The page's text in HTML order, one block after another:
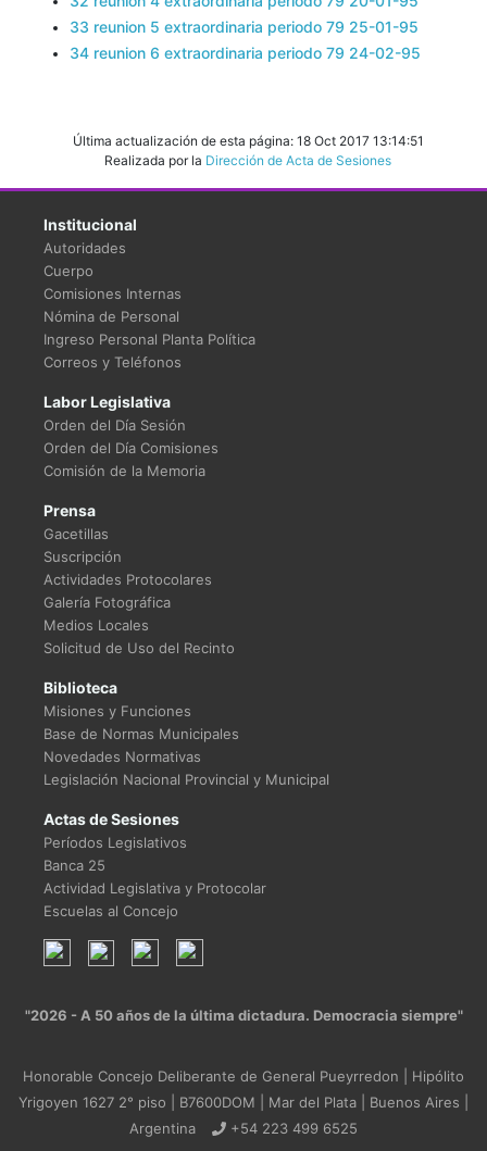
33 reunion 5 extraordinaria periodo 79 25-01-95
34 reunion 6 extraordinaria periodo 79 24-02-95
Última actualización de esta página: 18 Oct 2017 13:14:51
Realizada por la Dirección de Acta de Sesiones
Institucional
Autoridades
Cuerpo
Comisiones Internas
Nómina de Personal
Ingreso Personal Planta Política
Correos y Teléfonos
Labor Legislativa
Orden del Día Sesión
Orden del Día Comisiones
Comisión de la Memoria
Prensa
Gacetillas
Suscripción
Actividades Protocolares
Galería Fotográfica
Medios Locales
Solicitud de Uso del Recinto
Biblioteca
Misiones y Funciones
Base de Normas Municipales
Novedades Normativas
Legislación Nacional Provincial y Municipal
Actas de Sesiones
Períodos Legislativos
Banca 25
Actividad Legislativa y Protocolar
Escuelas al Concejo
"2026 - A 50 años de la última dictadura. Democracia siempre"
Honorable Concejo Deliberante de General Pueyrredon | Hipólito
Yrigoyen 1627 2° piso | B7600DOM | Mar del Plata | Buenos Aires |
Argentina
+54 223 499 6525